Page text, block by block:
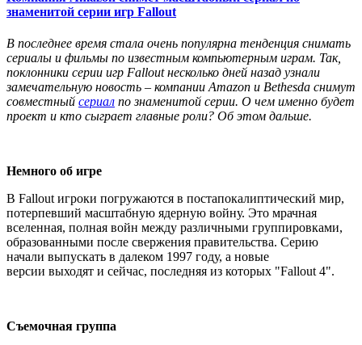
знаменитой серии игр Fallout
В последнее время стала очень популярна тенденция снимать
сериалы и фильмы по известным компьютерным играм. Так,
поклонники серии игр Fallout несколько дней назад узнали
замечательную новость – компании Amazon и Bethesda снимут
совместный сериал по знаменитой серии. О чем именно будет
проект и кто сыграет главные роли? Об этом дальше.
Немного об игре
В Fallout игроки погружаются в постапокалиптический мир,
потерпевший масштабную ядерную войну. Это мрачная
вселенная, полная войн между различными группировками,
образованными после свержения правительства. Серию
начали выпускать в далеком 1997 году, а новые
версии выходят и сейчас, последняя из которых "Fallout 4".
Съемочная группа